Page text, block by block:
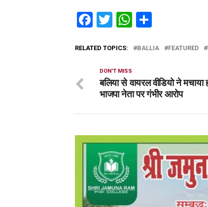
Facebook
TwitterWhatsApp
RELATED TOPICS: BALLIA FEATURED
DON'T MISS
बलिया से वायरल वीडियो ने
भाजपा नेता पर गंभीर आरोप